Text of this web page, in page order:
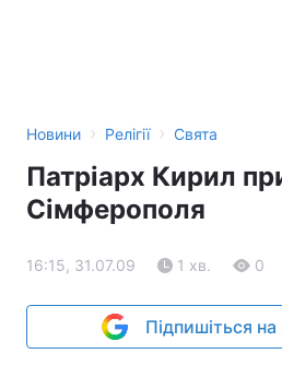
Новини › Релігії › Свята
Патріарх Кирил
Сімферополя
16:15, 31.07.09 1 хв. 0
Підпишіться